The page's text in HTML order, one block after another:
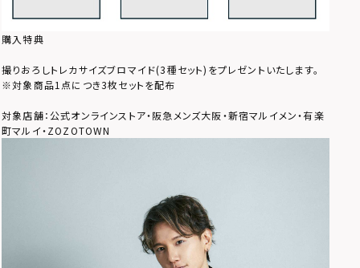
購入特典
撮りおろしトレカサイズブロマイド(3種セット)をプレゼントいたします。
※対象商品1点につき3枚セットを配布
対象店舗：公式オンラインストア・阪急メンズ大阪・新宿マルイメン・有楽
町マルイ・ZOZOTOWN